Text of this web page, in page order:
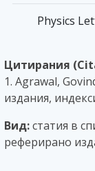
Physics
Цитирания
1. Agrawal,
издания,
Вид:статия в
реферирано